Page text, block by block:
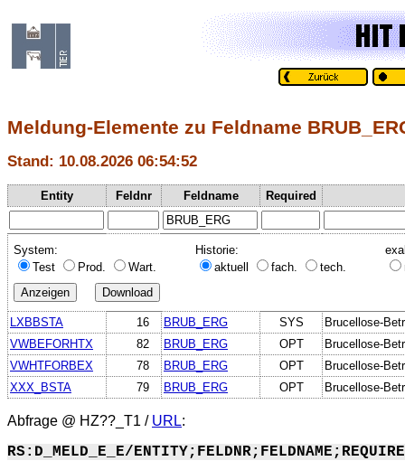
Meldung-Elemente zu Feldname
Stand: 10.08.2026 06:54:52
Entity Feldnr Feldname Required
System:
Test
Prod. Wart.
Historie:
aktuell
fach. tech.
LXBBSTA 16 BRUB_ERG SYS
Brucellose-
VWBEFORHTX
82 BRUB_ERG OPT
Brucellose-
VWHTFORBEX
78 BRUB_ERG OPT
Brucellose-
XXX_BSTA
79 BRUB_ERG OPT Brucellose-
Abfrage @ HZ??_T1 / URL:
RS:D_MELD_E_E/